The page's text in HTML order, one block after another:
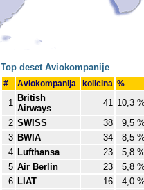
Top deset Aviokompanije
# Aviokompanija kolicina %
1 British
Airways
41 10,3
2 SWISS 38
9,5
3 BWIA 34
8,5
4 Lufthansa 23
5,8
5 Air Berlin 23
5,8
6 LIAT 16
4,0